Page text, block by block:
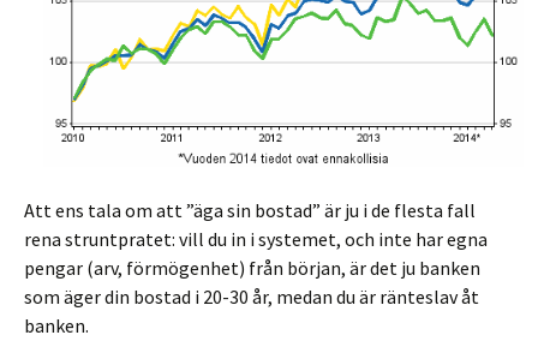
Att ens tala om att ”äga sin bostad” är ju i de flesta fall
rena struntpratet: vill du in i systemet, och inte har egna
pengar (arv, förmögenhet) från början, är det ju banken
som äger din bostad i 20-30 år, medan du är ränteslav åt
banken.